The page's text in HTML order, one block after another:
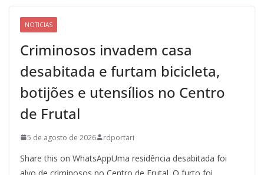
NOTICIAS
Criminosos invadem casa
desabitada e furtam bicicleta,
botijões e utensílios no Centro
de Frutal
5 de agosto de 2026 rdportari
Share this on WhatsAppUma residência desabitada foi
alvo de criminosos no Centro de Frutal. O furto foi